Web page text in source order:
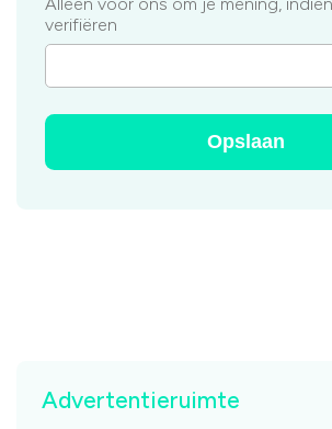
verifiëren
Advertentieruimte